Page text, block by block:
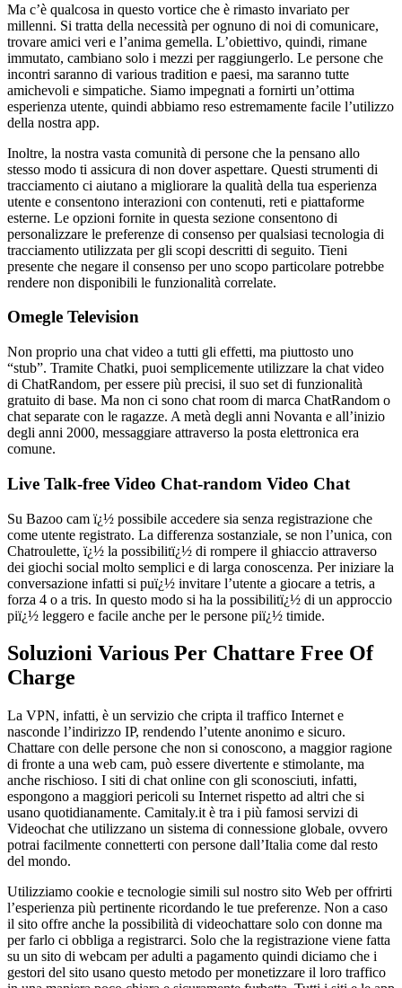
Ma c’è qualcosa in questo vortice che è rimasto invariato per
millenni. Si tratta della necessità per ognuno di noi di comunicare,
trovare amici veri e l’anima gemella. L’obiettivo, quindi, rimane
immutato, cambiano solo i mezzi per raggiungerlo. Le persone che
incontri saranno di various tradition e paesi, ma saranno tutte
amichevoli e simpatiche. Siamo impegnati a fornirti un’ottima
esperienza utente, quindi abbiamo reso estremamente facile l’utilizzo
della nostra app.
Inoltre, la nostra vasta comunità di persone che la pensano allo
stesso modo ti assicura di non dover aspettare. Questi strumenti di
tracciamento ci aiutano a migliorare la qualità della tua esperienza
utente e consentono interazioni con contenuti, reti e piattaforme
esterne. Le opzioni fornite in questa sezione consentono di
personalizzare le preferenze di consenso per qualsiasi tecnologia di
tracciamento utilizzata per gli scopi descritti di seguito. Tieni
presente che negare il consenso per uno scopo particolare potrebbe
rendere non disponibili le funzionalità correlate.
Omegle Television
Non proprio una chat video a tutti gli effetti, ma piuttosto uno
“stub”. Tramite Chatki, puoi semplicemente utilizzare la chat video
di ChatRandom, per essere più precisi, il suo set di funzionalità
gratuito di base. Ma non ci sono chat room di marca ChatRandom o
chat separate con le ragazze. A metà degli anni Novanta e all’inizio
degli anni 2000, messaggiare attraverso la posta elettronica era
comune.
Live Talk-free Video Chat-random Video Chat
Su Bazoo cam ï¿½ possibile accedere sia senza registrazione che
come utente registrato. La differenza sostanziale, se non l’unica, con
Chatroulette, ï¿½ la possibilitï¿½ di rompere il ghiaccio attraverso
dei giochi social molto semplici e di larga conoscenza. Per iniziare la
conversazione infatti si puï¿½ invitare l’utente a giocare a tetris, a
forza 4 o a tris. In questo modo si ha la possibilitï¿½ di un approccio
piï¿½ leggero e facile anche per le persone piï¿½ timide.
Soluzioni Various Per Chattare Free Of
Charge
La VPN, infatti, è un servizio che cripta il traffico Internet e
nasconde l’indirizzo IP, rendendo l’utente anonimo e sicuro.
Chattare con delle persone che non si conoscono, a maggior ragione
di fronte a una web cam, può essere divertente e stimolante, ma
anche rischioso. I siti di chat online con gli sconosciuti, infatti,
espongono a maggiori pericoli su Internet rispetto ad altri che si
usano quotidianamente. Camitaly.it è tra i più famosi servizi di
Videochat che utilizzano un sistema di connessione globale, ovvero
potrai facilmente connetterti con persone dall’Italia come dal resto
del mondo.
Utilizziamo cookie e tecnologie simili sul nostro sito Web per offrirti
l’esperienza più pertinente ricordando le tue preferenze. Non a caso
il sito offre anche la possibilità di videochattare solo con donne ma
per farlo ci obbliga a registrarci. Solo che la registrazione viene fatta
su un sito di webcam per adulti a pagamento quindi diciamo che i
gestori del sito usano questo metodo per monetizzare il loro traffico